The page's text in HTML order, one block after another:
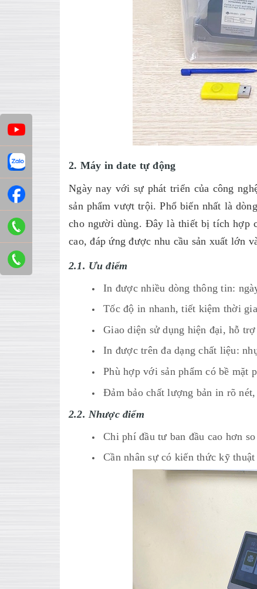
2. Máy in date tự động
Ngày nay với sự phát triển của công
sản phẩm vượt trội. Phổ biến nhất là
cho người dùng. Đây là thiết bị tích hợp
cao, đáp ứng được nhu cầu sản xuất lớn
2.1. Ưu điểm
In được nhiều dòng thông tin:
Tốc độ in nhanh, tiết kiệm thời
Giao diện sử dụng hiện đại, hỗ
In được trên đa dạng chất liệu:
Phù hợp với sản phẩm có bề mặt
Đảm bảo chất lượng bản in rõ
2.2. Nhược điểm
Chi phí đầu tư ban đầu cao hơn
Cần nhân sự có kiến thức kỹ